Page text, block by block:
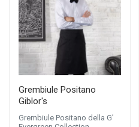
Grembiule Positano
Giblor's
Grembiule Positano della G’